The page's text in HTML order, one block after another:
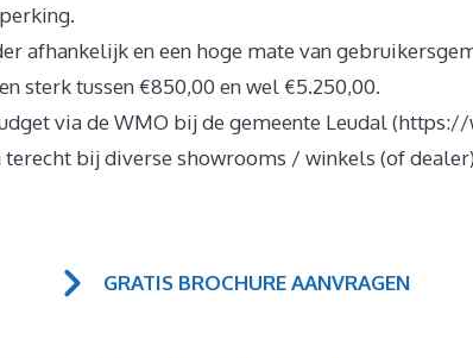
afhankelijk en een hoge mate van
sterk tussen €850,00 en wel €5.250,00.
via de WMO bij de gemeente Leudal
terecht bij diverse showrooms / winkels (of
GRATIS BROCHURE AANVRAGEN